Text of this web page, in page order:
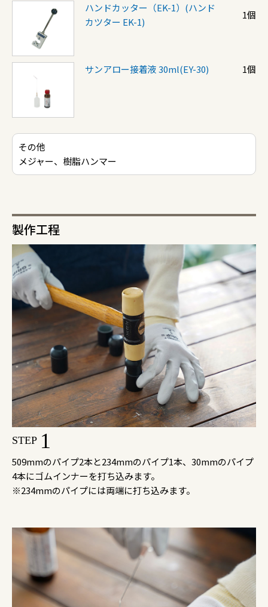
ハンドカッター（EK-1）(ハンド
カツター EK-1)
1個
サンアロー接着液 30ml(EY-30) 1個
その他
メジャー、樹脂ハンマー
製作工程
STEP 1
509mmのパイプ2本と234mmのパイプ1本、30mmのパイプ
4本にゴムインナーを打ち込みます。
※234mmのパイプには両端に打ち込みます。